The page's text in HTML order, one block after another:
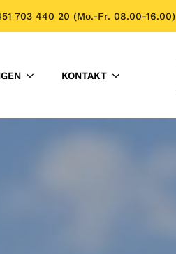
703 440 20 (Mo.-Fr. 08.00-16.00)
KONTAKT